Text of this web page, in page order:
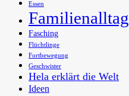
Essen
Familienalltag
Fasching
Flüchtlinge
Fortbewegung
Geschwister
Hela erklärt die Welt
Ideen